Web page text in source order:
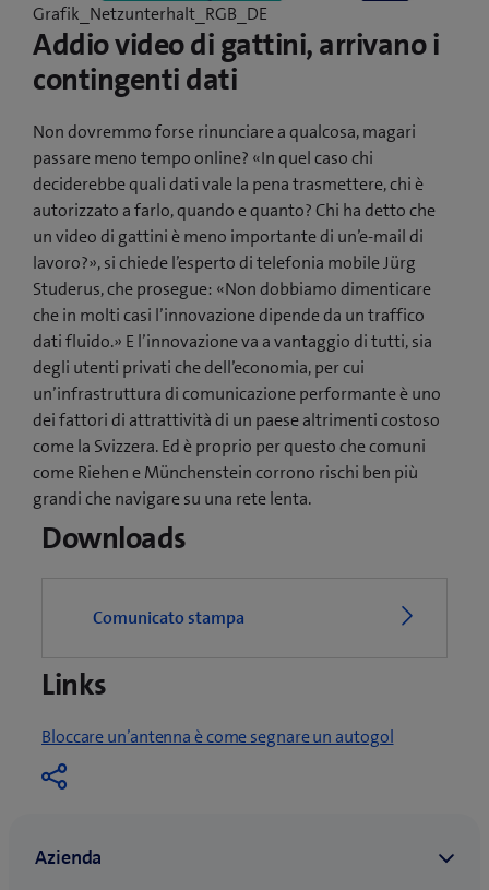
Grafik_Netzunterhalt_RGB_DE
Addio video di gattini, arrivano i
contingenti dati
Non dovremmo forse rinunciare a qualcosa, magari
passare meno tempo online? «In quel caso chi
deciderebbe quali dati vale la pena trasmettere, chi è
autorizzato a farlo, quando e quanto? Chi ha detto che
un video di gattini è meno importante di un’e-mail di
lavoro?», si chiede l’esperto di telefonia mobile Jürg
Studerus, che prosegue: «Non dobbiamo dimenticare
che in molti casi l’innovazione dipende da un traffico
dati fluido.» E l’innovazione va a vantaggio di tutti, sia
degli utenti privati che dell’economia, per cui
un’infrastruttura di comunicazione performante è uno
dei fattori di attrattività di un paese altrimenti costoso
come la Svizzera. Ed è proprio per questo che comuni
come Riehen e Münchenstein corrono rischi ben più
grandi che navigare su una rete lenta.
Downloads
Comunicato stampa
Links
Bloccare un’antenna è come segnare un autogol